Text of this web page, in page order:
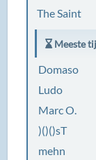
The Saint
Meeste
Domaso
Ludo
Marc O.
)()()sT
mehn